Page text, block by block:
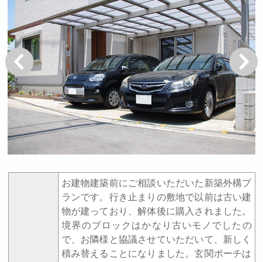
戻る 次へ
お建物建築前にご相談いただいた新築外構プ
ランです。行き止まりの敷地で以前は古い建
物が建っており、解体後に購入されました。
境界のブロックはかなり古いモノでしたの
で、お隣様と協議させていただいて、新しく
積み替えることになりました。玄関ポーチは